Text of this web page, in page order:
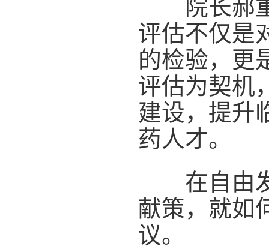
院长郝重
评估不仅是
的检验，更
评估为契机
建设，提升
药人才。
在自由发
献策，就如
议。